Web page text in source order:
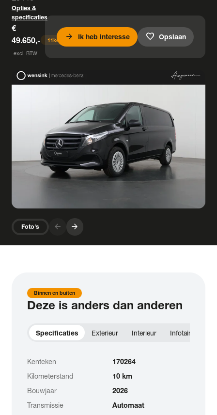
Opties &
specificaties
€
49.650,-
excl. BTW
11keer bekeken
arrow_forward Ik heb interesse favorite Opslaan
Foto's arrow_forward arrow_forward
Binnen en buiten
Deze is anders dan anderen
Specificaties Exterieur Interieur Infotainment
Kenteken
170264
Kilometerstand
10 km
Bouwjaar
2026
Transmissie
Automaat